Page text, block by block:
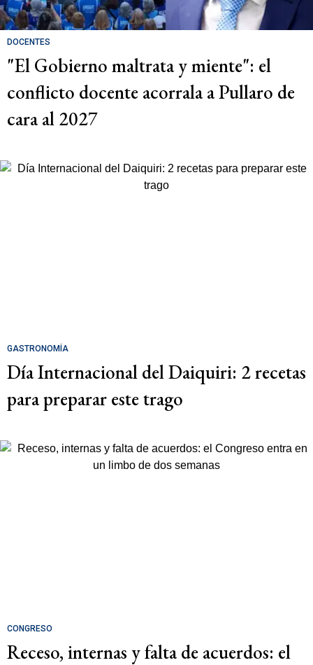
DOCENTES
"El Gobierno maltrata y miente": el
conflicto docente acorrala a Pullaro de
cara al 2027
GASTRONOMÍA
Día Internacional del Daiquiri: 2 recetas
para preparar este trago
CONGRESO
Receso, internas y falta de acuerdos: el